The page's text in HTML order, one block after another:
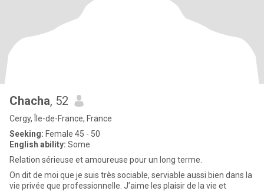
Chacha, 52
Cergy, Île-de-France, France
Seeking: Female 45 - 50
English ability: Some
Relation sérieuse et amoureuse pour un long terme.
On dit de moi que je suis très sociable, serviable aussi bien dans la
vie privée que professionnelle. J’aime les plaisir de la vie et